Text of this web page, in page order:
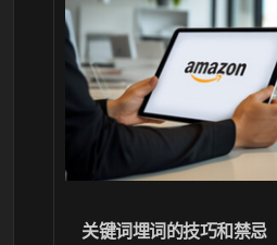
关键词埋词的技巧和禁忌